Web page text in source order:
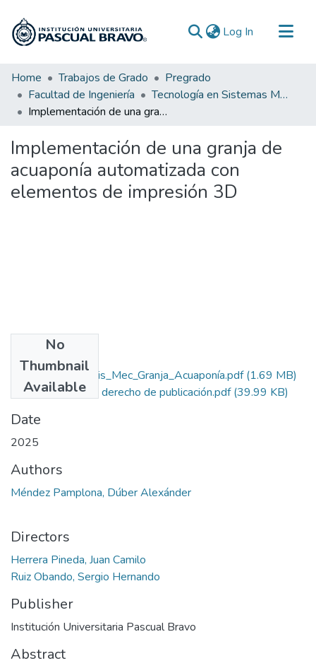
Log In (current)
Communities & Collections
All of DSpace
Statistics
Home Trabajos de Grado
Pregrado
Facultad de Ingeniería
Tecnología en Sistemas Mecatrónicos
Implementación de una granja de acuaponía automatizada con elementos de impresión 3D
Implementación de una granja de
acuaponía automatizada con
elementos de impresión 3D
No
Thumbnail
Available
Rep_IUPB_Tec_Sis_Mec_Granja_Acuaponía.pdf(1.69 MB)
Autorización de derecho de publicación.pdf(39.99 KB)
Date
2025
Authors
Méndez Pamplona, Dúber Alexánder
Directors
Herrera Pineda, Juan Camilo
Ruiz Obando, Sergio Hernando
Publisher
Institución Universitaria Pascual Bravo
Abstract